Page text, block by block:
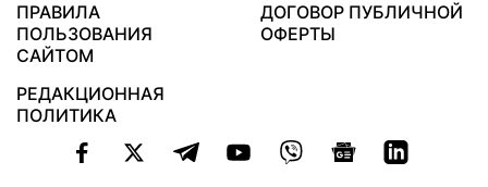
ПРАВИЛА
ПОЛЬЗОВАНИЯ
САЙТОМ
ДОГОВОР ПУБЛИЧНОЙ
ОФЕРТЫ
РЕДАКЦИОННАЯ
ПОЛИТИКА